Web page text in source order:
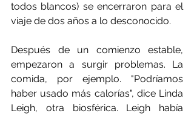
todos blancos) se encerraron para el
viaje de dos años a lo desconocido.
Después de un comienzo estable,
empezaron a surgir problemas. La
comida, por ejemplo. "Podríamos
haber usado más calorías", dice Linda
Leigh, otra biosférica. Leigh había